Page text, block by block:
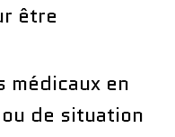
être
en
de situation